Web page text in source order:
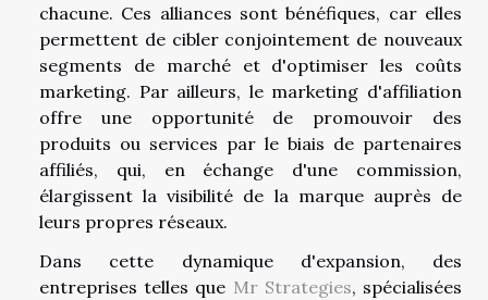
chacune. Ces alliances sont bénéfiques, car elles
permettent de cibler conjointement de nouveaux
segments de marché et d'optimiser les coûts
marketing. Par ailleurs, le marketing d'affiliation
offre une opportunité de promouvoir des
produits ou services par le biais de partenaires
affiliés, qui, en échange d'une commission,
élargissent la visibilité de la marque auprès de
leurs propres réseaux.
Dans cette dynamique d'expansion, des
entreprises telles que Mr Strategies, spécialisées